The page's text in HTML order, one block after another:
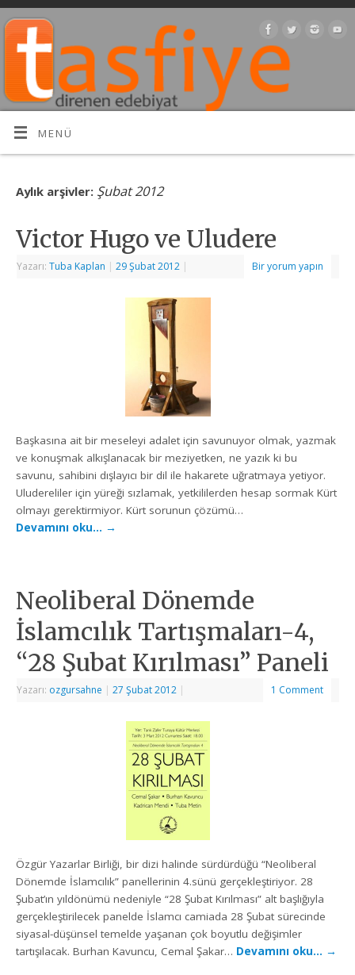
MENÜ
Aylık arşivler: Şubat 2012
Victor Hugo ve Uludere
Yazarı:Tuba Kaplan | 29 Şubat 2012 | Bir yorum yapın
Başkasına ait bir meseleyi adalet için savunuyor olmak, yazmak
ve konuşmak alkışlanacak bir meziyetken, ne yazık ki bu
savunu, sahibini dışlayıcı bir dil ile hakarete uğratmaya yetiyor.
Uludereliler için yüreği sızlamak, yetkililerden hesap sormak Kürt
olmayı gerektirmiyor. Kürt sorunun çözümü…
Devamını oku… →
Neoliberal Dönemde
İslamcılık Tartışmaları-4,
“28 Şubat Kırılması” Paneli
Yazarı: ozgursahne | 27 Şubat 2012 | 1 Comment
Özgür Yazarlar Birliği, bir dizi halinde sürdürdüğü “Neoliberal
Dönemde İslamcılık” panellerinin 4.sünü gerçekleştiriyor. 28
Şubat’ın yıldönümü nedeniyle “28 Şubat Kırılması” alt başlığıyla
gerçekleştirilecek panelde İslamcı camiada 28 Şubat sürecinde
siyasal-düşünsel temelde yaşanan çok boyutlu değişimler
tartışılacak. Burhan Kavuncu, Cemal Şakar… Devamını oku… →